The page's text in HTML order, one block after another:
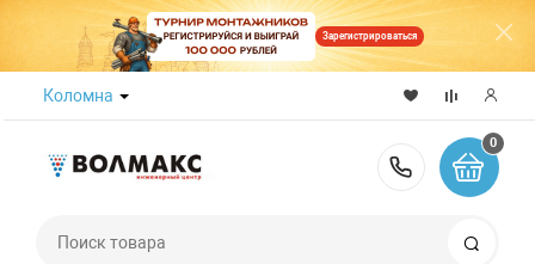
Зарегистрироваться
Коломна
8 (800)
0